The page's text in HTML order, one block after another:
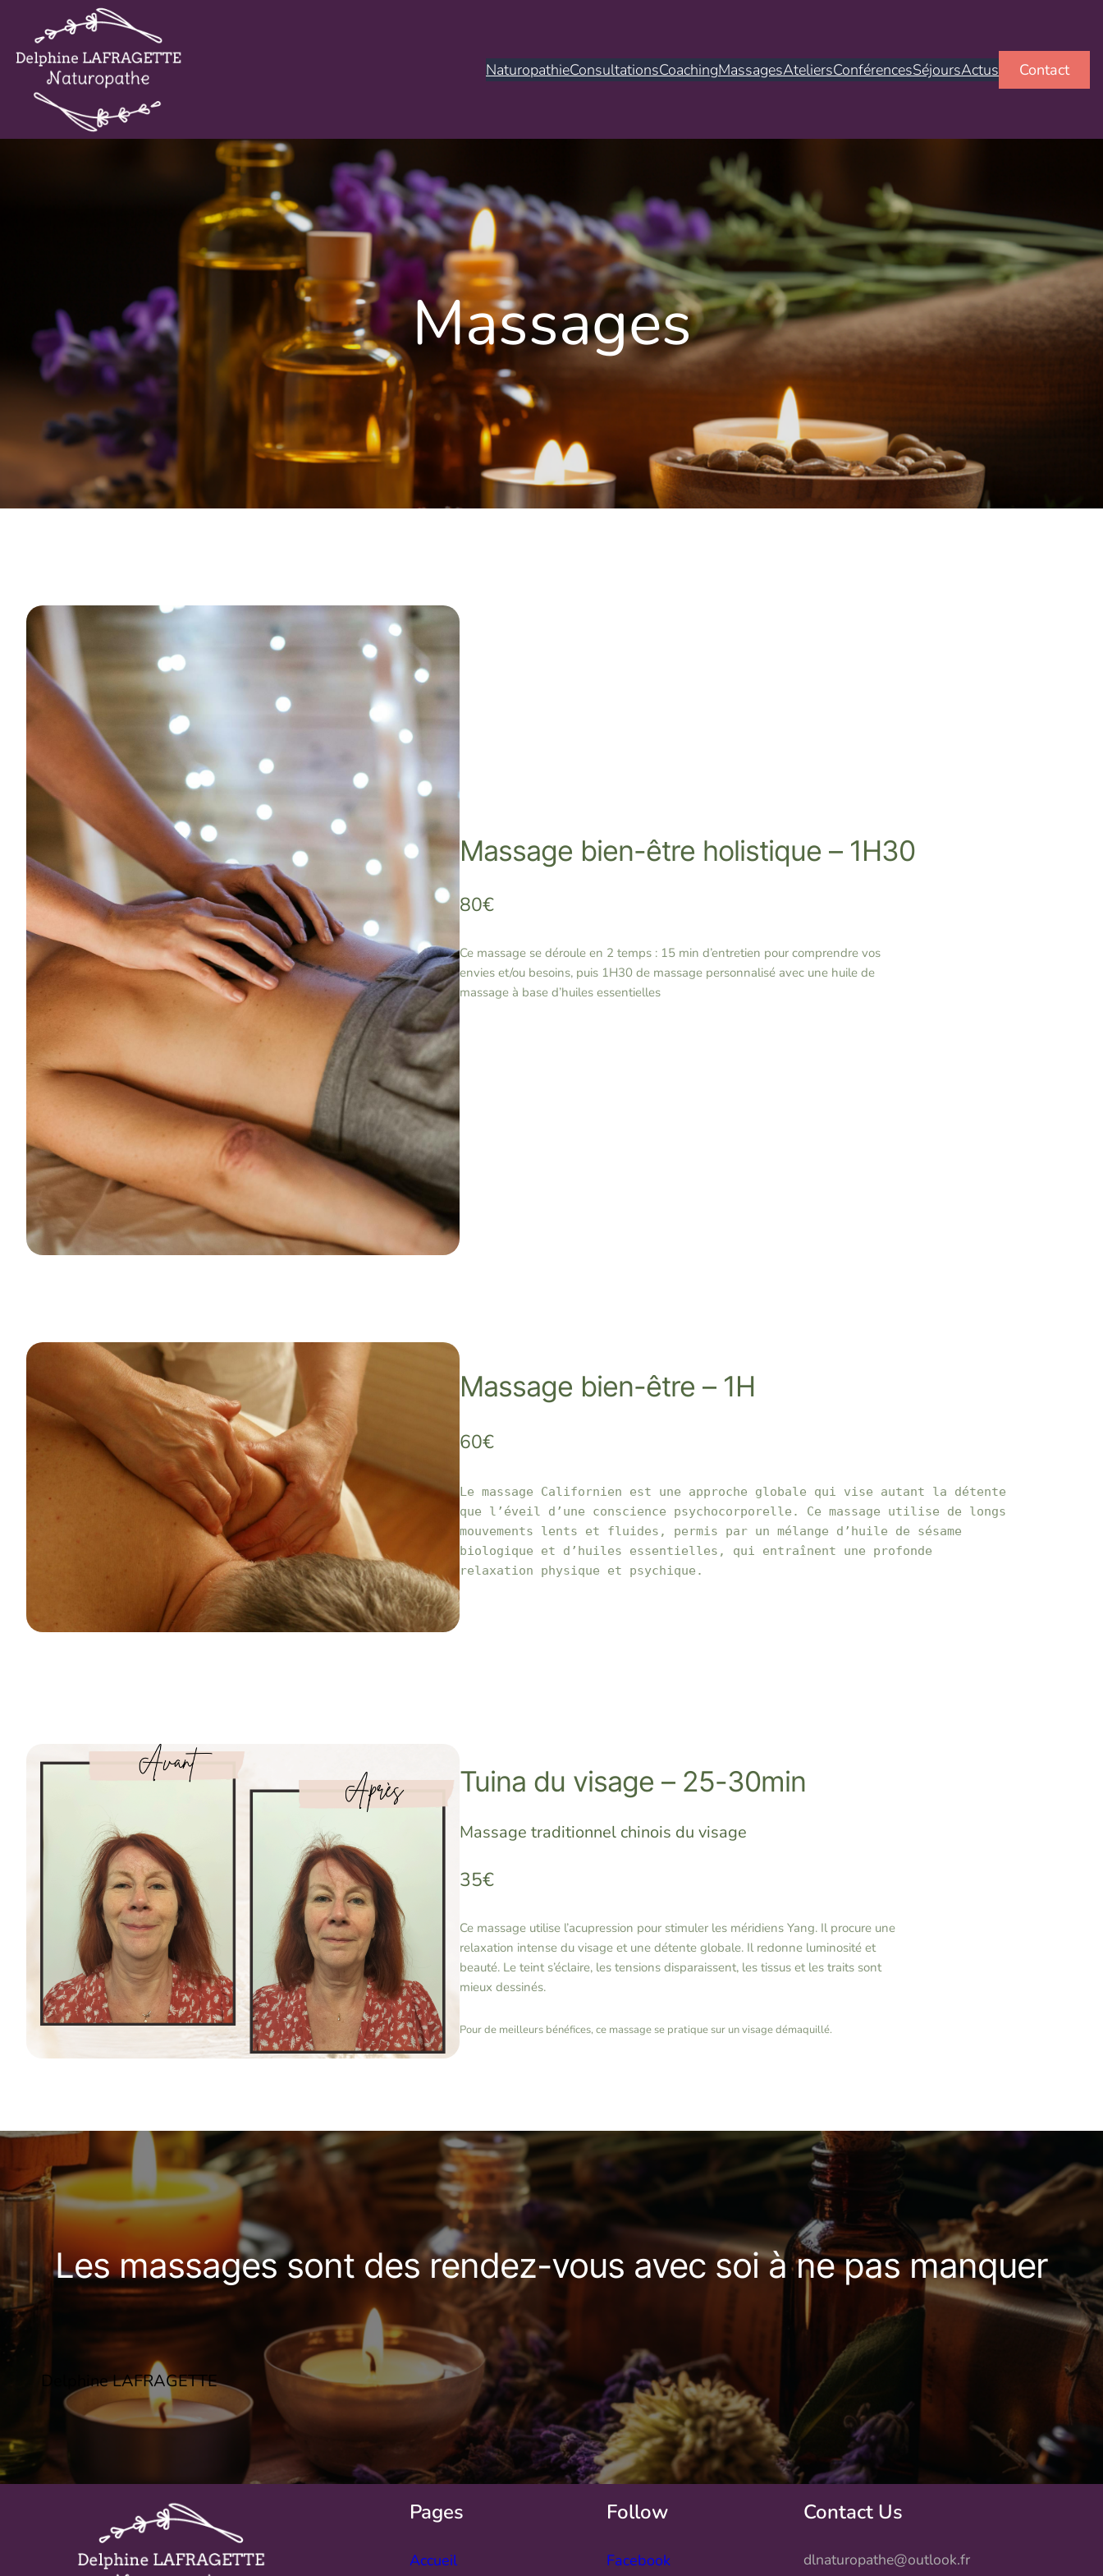
NaturopathieConsultationsCoachingMassagesAteliersConférencesSéjoursActus Contact
Massages
Massage bien-être holistique – 1H30
80€
Ce massage se déroule en 2 temps : 15 min d’entretien pour comprendre vos
envies et/ou besoins, puis 1H30 de massage personnalisé avec une huile de
massage à base d’huiles essentielles
Massage bien-être – 1H
60€
Le massage Californien est une approche globale qui vise autant la détente
que l’éveil d’une conscience psychocorporelle. Ce massage utilise de longs
mouvements lents et fluides, permis par un mélange d’huile de sésame
biologique et d’huiles essentielles, qui entraînent une profonde
relaxation physique et psychique.
Tuina du visage – 25-30min
Massage traditionnel chinois du visage
35€
Ce massage utilise l’acupression pour stimuler les méridiens Yang. Il procure une
relaxation intense du visage et une détente globale. Il redonne luminosité et
beauté. Le teint s’éclaire, les tensions disparaissent, les tissus et les traits sont
mieux dessinés.
Pour de meilleurs bénéfices, ce massage se pratique sur un visage démaquillé.
Les massages sont des rendez-vous avec soi à ne pas manquer
Delphine LAFRAGETTE
Pages
Accueil
Follow
Facebook
Contact Us
dlnaturopathe@outlook.fr